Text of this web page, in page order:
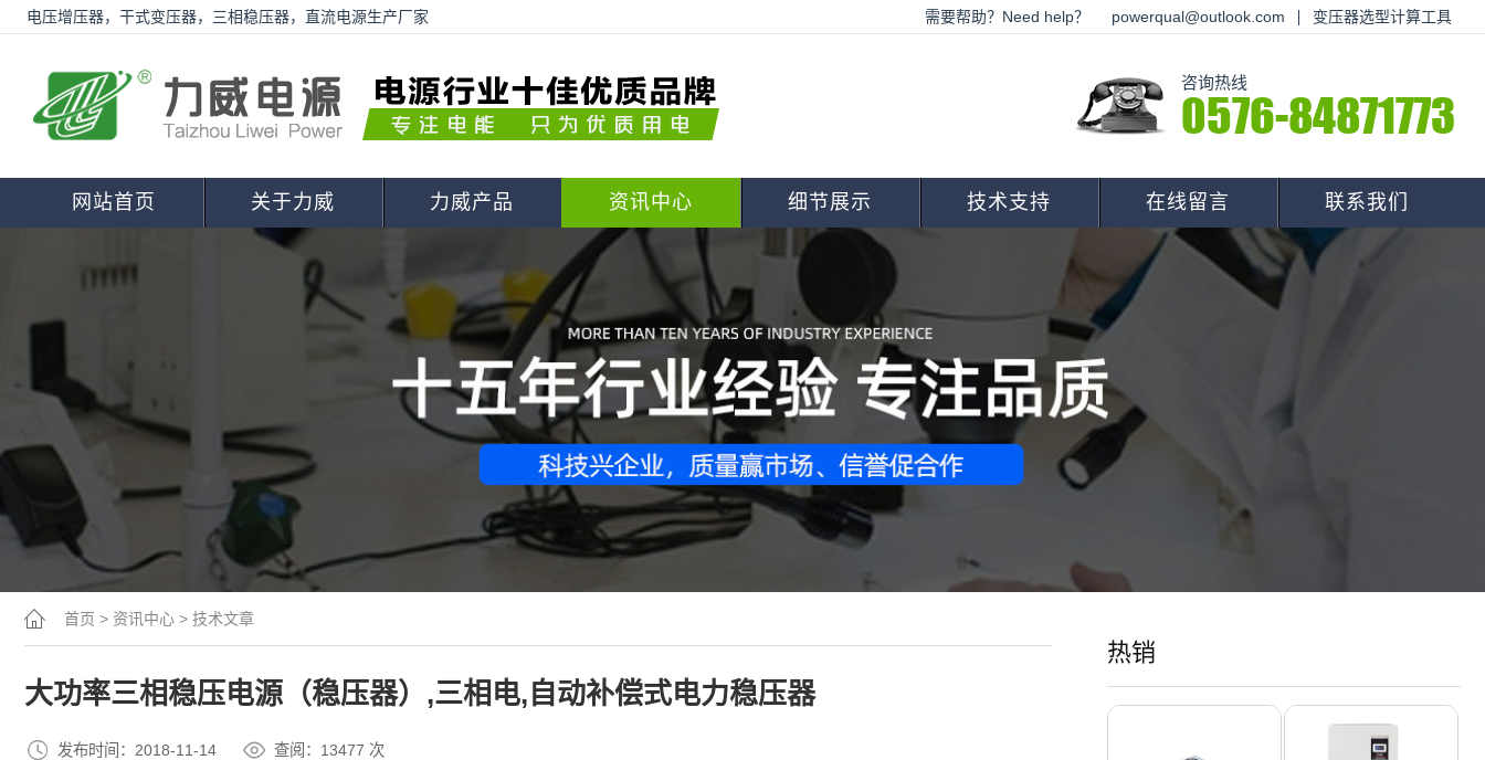
电压增压器，干式变压器，三相稳压器，直流电源生产厂家 需要帮助？Need help？ powerqual@outlook.com 变压器选型计算工具
咨询热线
0576-84871773
网站首页 关于力威 力威产品 资讯中心 细节展示 技术支持 在线留言 联系我们
热销
首页 > 资讯中心 > 技术文章
大功率三相稳压电源（稳压器）,三相电,自动补偿式电力稳压器
发布时间：2018-11-14 查阅：13477 次